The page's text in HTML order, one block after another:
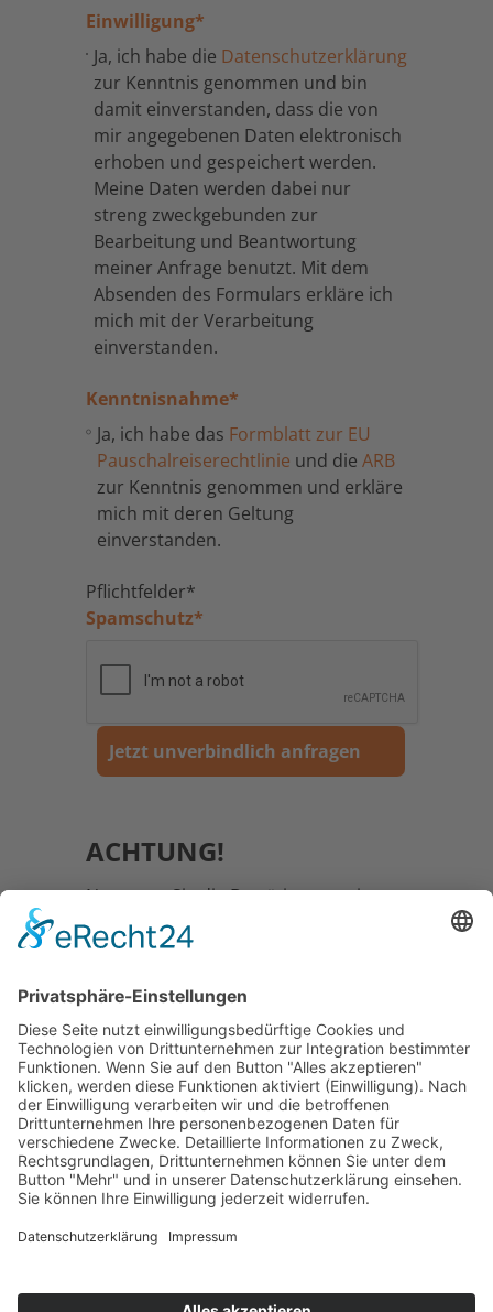
Einwilligung*
Ja, ich habe die Datenschutzerklärung
zur Kenntnis genommen und bin
damit einverstanden, dass die von
mir angegebenen Daten elektronisch
erhoben und gespeichert werden.
Meine Daten werden dabei nur
streng zweckgebunden zur
Bearbeitung und Beantwortung
meiner Anfrage benutzt. Mit dem
Absenden des Formulars erkläre ich
mich mit der Verarbeitung
einverstanden.
Kenntnisnahme*
Ja, ich habe das Formblatt zur EU
Pauschalreiserechtlinie und dieARB
zur Kenntnis genommen und erkläre
mich mit deren Geltung
einverstanden.
Pflichtfelder*
Spamschutz*
ACHTUNG!
Nur wenn Sie die Bestätigungsseite
angezeigt bekommen und eine Email
mit der Zusammenfassung der
war die Anfrage erfolgreich!
Falls sich das Formular nicht
übertragen lässt, schreiben Sie uns
bitte eine E-Mail an
info@takeoffreisen.de